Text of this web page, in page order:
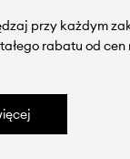
przy każdym
rabatu od cen